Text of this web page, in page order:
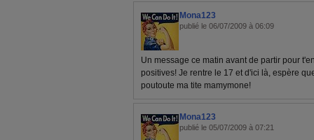
Mona123
publié le 06/07/2009 à 06:09
Un message ce matin avant de partir pour
positives! Je rentre le 17 et d'ici là, espère
poutoute ma tite mamymone!
Mona123
publié le 05/07/2009 à 07:21